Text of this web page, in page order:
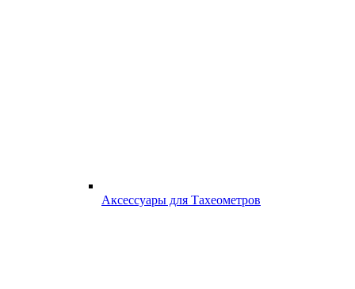
Аксессуары для Тахеометров